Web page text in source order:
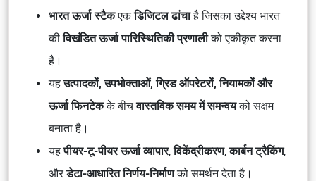
भारत ऊर्जा स्टैकएकडिजिटल ढांचाहै जिसका उद्देश्य भारत
कीविखंडित ऊर्जा पारिस्थितिकी प्रणालीको एकीकृत करना
है।
यहउत्पादकों, उपभोक्ताओं, ग्रिड ऑपरेटरों, नियामकों और
ऊर्जा फिनटेकके बीचवास्तविक समय में समन्वयको सक्षम
बनाता है।
यहपीयर-टू-पीयर ऊर्जा व्यापार,विकेंद्रीकरण,कार्बन ट्रैकिंग,
औरडेटा-आधारित निर्णय-निर्माणको समर्थन देता है।